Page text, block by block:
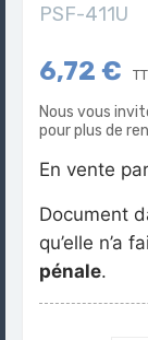
PSF-411U
6,72 €
Nous vous
pour plus de
En vente
Document
qu’elle n’a
pénale.